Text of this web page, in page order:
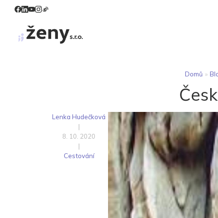
Domů »
Lenka Hudečková
|
8. 10. 2020
|
Cestování